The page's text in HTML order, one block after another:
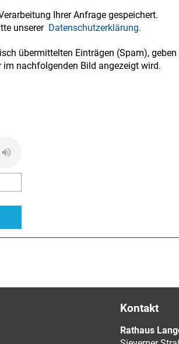
Ihrer Anfrage gespeichert.
unserer Datenschutzerklärung.
übermittelten Einträgen (Spam), geben
im nachfolgenden Bild angezeigt wird.
Kontakt
Rathaus